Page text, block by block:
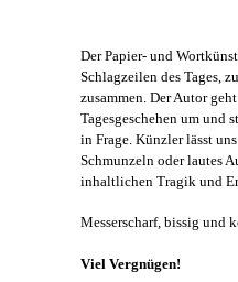
Der Papier- und
Schlagzeilen des Tages,
zusammen. Der Autor
Tagesgeschehen um
in Frage. Künzler lässt
Schmunzeln oder lautes
inhaltlichen Tragik und
Messerscharf, bissig und
Viel Vergnügen!